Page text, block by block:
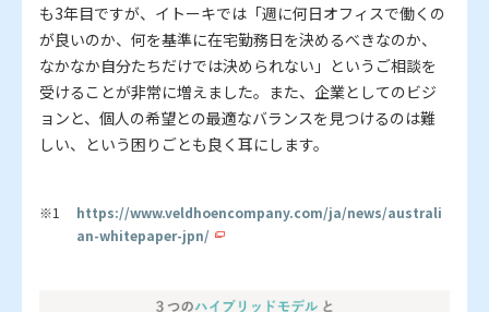
も3年目ですが、イトーキでは「週に何日オフィスで働くの
が良いのか、何を基準に在宅勤務日を決めるべきなのか、
なかなか自分たちだけでは決められない」というご相談を
受けることが非常に増えました。また、企業としてのビジ
ョンと、個人の希望との最適なバランスを見つけるのは難
しい、という困りごとも良く耳にします。
https://www.veldhoencompany.com/ja/news/australi
an-whitepaper-jpn/